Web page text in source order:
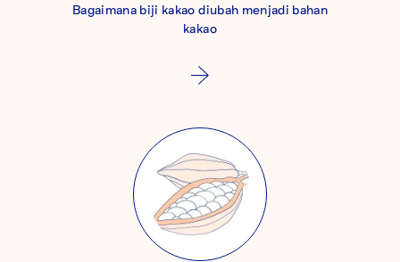
Bagaimana biji kakao diubah menjadi bahan
kakao